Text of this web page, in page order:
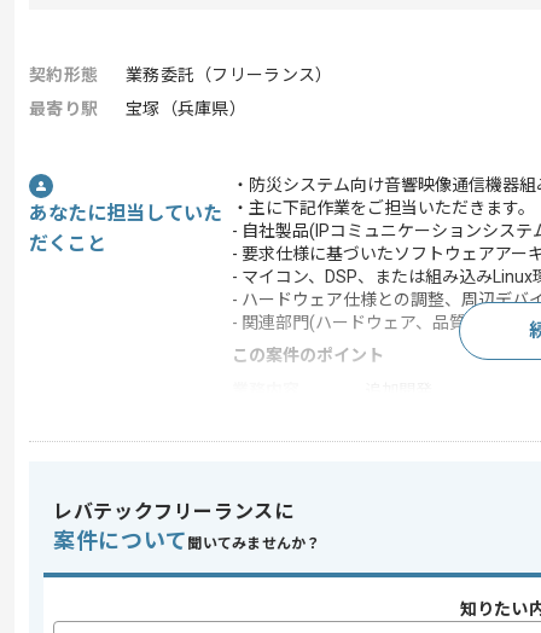
契約形態
業務委託（フリーランス）
最寄り駅
宝塚（兵庫県）
あなたに担当していた
だくこと
・防災システム向け音響映像通信機器
・主に下記作業をご担当いただきます。
- 自社製品(IPコミュニケーションシス
- 要求仕様に基づいたソフトウェアアー
- マイコン、DSP、または組み込み
- ハードウェア仕様との調整、周辺デバ
- 関連部門(ハードウェア、品質保証、
この案件のポイント
スキル
求めるスキル
・C/C++を用いた組み込みソフトウェ
・リアルタイムOS(RTOS)または組み込
・TCP/IPなどのネットワークプロトコ
・他部門と円滑な技術調整・対話がで
レバテックフリーランスに
案件について 聞いてみませんか？
知りたい